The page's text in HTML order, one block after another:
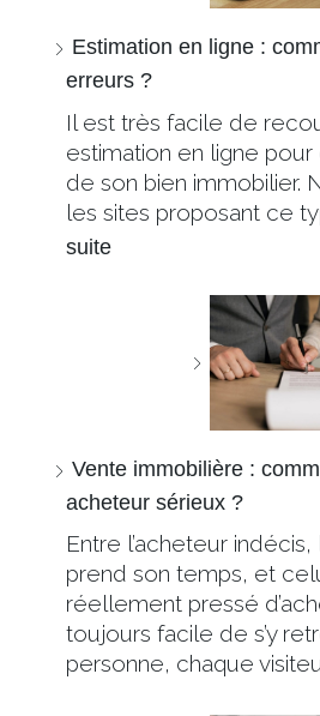
Estimation en ligne :
erreurs ?
Il est très facile de
estimation en ligne
de son bien immobilier.
les sites proposant ce
suite
Vente immobilière :
acheteur sérieux ?
Entre l’acheteur indécis,
prend son temps, et
réellement pressé
toujours facile de s’y
personne, chaque